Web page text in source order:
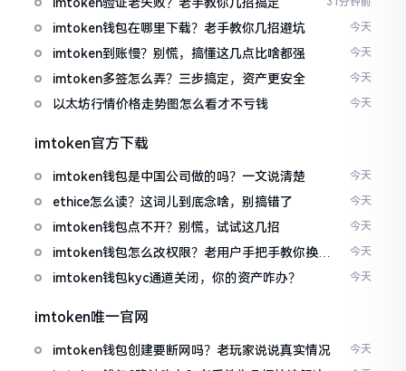
imtoken钱包在哪里下载？老手教你几招避坑 今天
imtoken到账慢？别慌，搞懂这几点比啥都强 今天
imtoken多签怎么弄？三步搞定，资产更安全 今天
以太坊行情价格走势图怎么看才不亏钱 今天
imtoken官方下载
imtoken钱包是中国公司做的吗？一文说清楚 今天
ethice怎么读？这词儿到底念啥，别搞错了 今天
imtoken钱包点不开？别慌，试试这几招 今天
imtoken钱包怎么改权限？老用户手把手教你换主
人
今天
imtoken钱包kyc通道关闭，你的资产咋办？ 今天
imtoken唯一官网
imtoken钱包创建要断网吗？老玩家说说真实情况 今天